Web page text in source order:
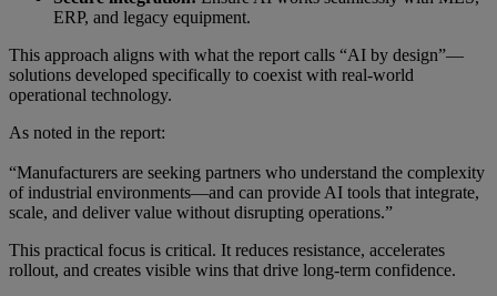
ERP, and legacy equipment.
This approach aligns with what the report calls “AI by design”—
solutions developed specifically to coexist with real-world
operational technology.
As noted in the report:
“Manufacturers are seeking partners who understand the complexity
of industrial environments—and can provide AI tools that integrate,
scale, and deliver value without disrupting operations.”
This practical focus is critical. It reduces resistance, accelerates
rollout, and creates visible wins that drive long-term confidence.